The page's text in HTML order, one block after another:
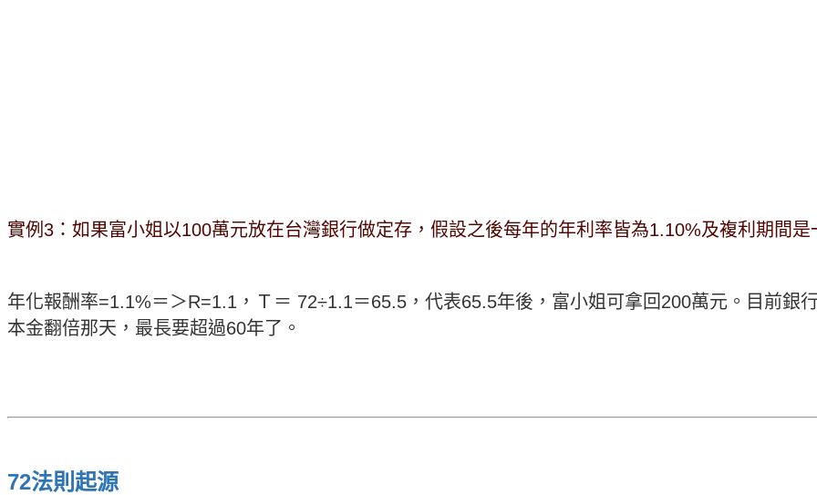
實例3：如果富小姐以100萬元放在台灣銀行做定存，假設之後每年的年利率皆為1.10%及複利期間
年化報酬率=1.1%＝＞R=1.1，Ｔ＝ 72÷1.1＝65.5，代表65.5年後，富小姐可拿回200萬元。目前銀
本金翻倍那天，最長要超過60年了。
72法則起源